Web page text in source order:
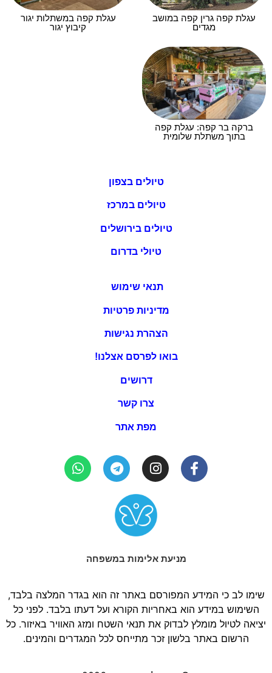
עגלת קפה גרין קפה במושב
מגדים
עגלת קפה במשתלות יגור
קיבוץ יגור
ברקה בר קפה: עגלת קפה
בתוך משתלת שלומית
טיולים בצפון
טיולים במרכז
טיולים בירושלים
טיולי בדרום
תנאי שימוש
מדיניות פרטיות
הצהרת נגישות
בואו לפרסם אצלנו!
דרושים
צרו קשר
מפת אתר
מניעת אלימות במשפחה
שימו לב כי המידע המפורסם באתר זה הוא בגדר המלצה בלבד,
השימוש במידע הוא באחריות הקורא ועל דעתו בלבד. לפני כל
יציאה לטיול מומלץ לבדוק את תנאי השטח ומזג האוויר באיזור. כל
הרשום באתר בלשון זכר מתייחס לכל המגדרים והמינים.